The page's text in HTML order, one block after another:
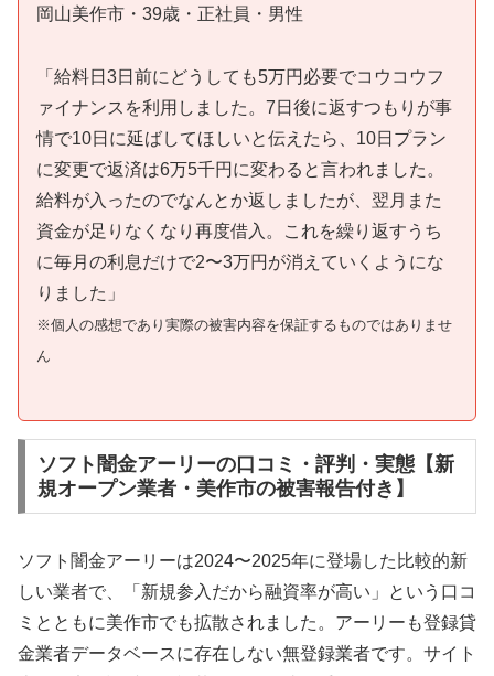
岡山美作市・39歳・正社員・男性
「給料日3日前にどうしても5万円必要でコウコウフ
ァイナンスを利用しました。7日後に返すつもりが事
情で10日に延ばしてほしいと伝えたら、10日プラン
に変更で返済は6万5千円に変わると言われました。
給料が入ったのでなんとか返しましたが、翌月また
資金が足りなくなり再度借入。これを繰り返すうち
に毎月の利息だけで2〜3万円が消えていくようにな
りました」
※個人の感想であり実際の被害内容を保証するものではありませ
ん
ソフト闇金アーリーの口コミ・評判・実態【新
規オープン業者・美作市の被害報告付き】
ソフト闇金アーリーは2024〜2025年に登場した比較的新
しい業者で、「新規参入だから融資率が高い」という口コ
ミとともに美作市でも拡散されました。アーリーも登録貸
金業者データベースに存在しない無登録業者です。サイト